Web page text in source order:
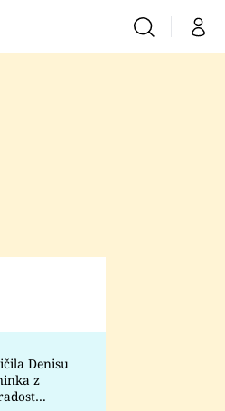
VyhledáváníMůj
Lajk
nás
Denisu
z